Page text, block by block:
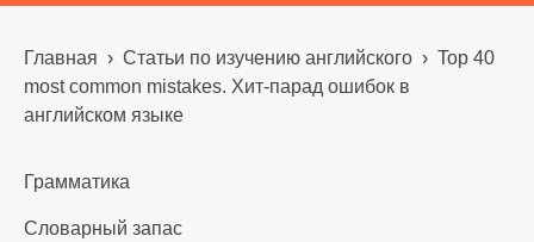
Главная › Статьи по изучению английского › Top 40
most common mistakes. Хит-парад ошибок в
английском языке
Грамматика
Словарный запас